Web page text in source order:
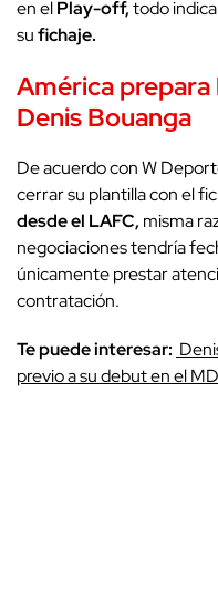
en elPlay-off,todo
sufichaje.
América
Denis Bouanga
De acuerdo con W
cerrar su plantilla con el
desde el LAFC, misma
negociaciones tendría
únicamente prestar
contratación.
Te puede interesar:
previo a su debut en el